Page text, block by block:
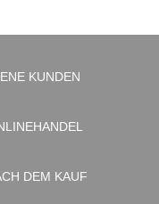
KUNDEN
DEM KAUF